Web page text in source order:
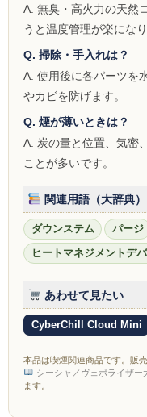
VZ
RF
NOMAD
Mamay Custom
MEXANIKA
Maklaud
HMS
ボウル(ハガル）
シーシャフレーバー
ChillCloud(チルクラ
AL FAKHER(アルフ
A. 無臭・高火力の天然
うと温度管理が楽になり
Q. 掃除・手入れは？
A. 使用後に各パーツを
やカビを防げます。
Q. 煙が薄いときは？
A. 炭の量と位置、気密
ことが多いです。
関連用語（大辞典）
ダウンステム パージ
ヒートマネジメントデ
あわせて見たい
CyberChill Cloud Mini
本品は喫煙関連商品です。販
シーシャ／ヴェポライザー
ます。